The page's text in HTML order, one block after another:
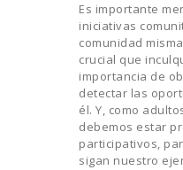
Es importante
iniciativas
comunidad
crucial que
importancia de
detectar las
él. Y, como
debemos estar
participativos,
sigan nuestro